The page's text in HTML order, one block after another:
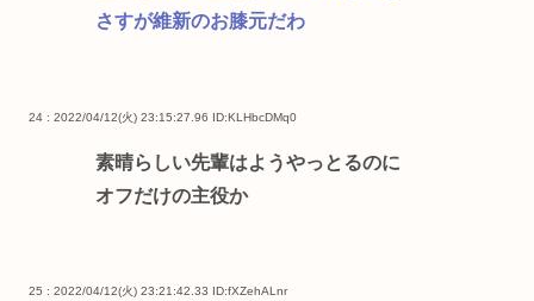
さすが維新のお膝元だわ
24 : 2022/04/12(火) 23:15:27.96 ID:KLHbcDMq0
素晴らしい先輩はようやっとるのに
オフだけの主役か
25 : 2022/04/12(火) 23:21:42.33 ID:fXZehALnr